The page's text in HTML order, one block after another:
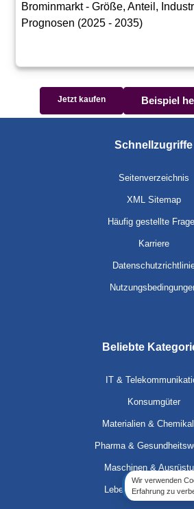
Brominmarkt - Größe, Anteil,
Prognosen (2025 - 2035)
Jetzt kaufen Beispiel
Schnellzugriffe
Seitenverzeichnis
XML Sitemap
Häufig gestellte
Karriere
Beliebte
IT &
Konsumgüter
Materialien &
Pharma &
Maschinen &
Lebensmittel &
Wir verwenden
Erfahrung zu